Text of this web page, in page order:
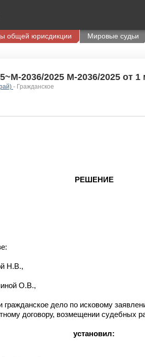
общей юрисдикции Мировые судьи
2036/2025 М-2036/2025 от
- Гражданское
РЕШЕНИЕ
Н.В.,
О.В.,
гражданское дело по исковому
договору, возмещении судебных
установил: